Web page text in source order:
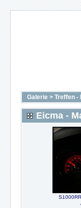
Galerie > Treffen -
Eicma -